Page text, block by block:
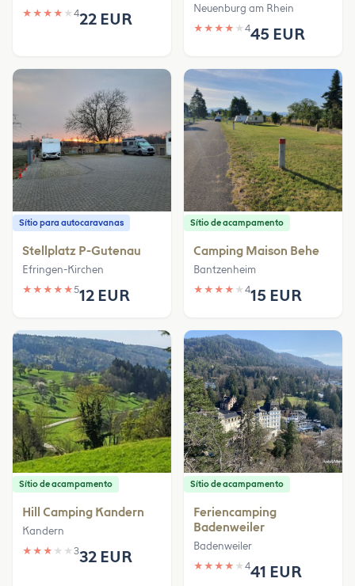
★ ★ ★ ★ ★ 422 EUR
Neuenburg am Rhein
★ ★ ★ ★ ★ 445 EUR
Sítio para autocaravanas
Stellplatz P-Gutenau
Efringen-Kirchen
★ ★ ★ ★ ★512 EUR
Sítio de acampamento
Camping Maison Behe
Bantzenheim
★ ★ ★ ★ ★ 415 EUR
Sítio de acampamento
Hill Camping Kandern
Kandern
★ ★ ★ ★ ★ 332 EUR
Sítio de acampamento
Feriencamping
Badenweiler
Badenweiler
★ ★ ★ ★ ★ 441 EUR